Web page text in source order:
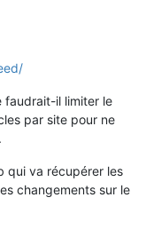
faudrait-il limiter le
par site pour ne
qui va récupérer les
changements sur le